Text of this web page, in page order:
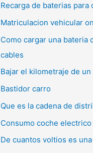
Recarga de baterias para
Matriculacion vehicular
Como cargar una bateria
cables
Bajar el kilometraje de un
Bastidor carro
Que es la cadena de
Consumo coche electrico
De cuantos voltios es